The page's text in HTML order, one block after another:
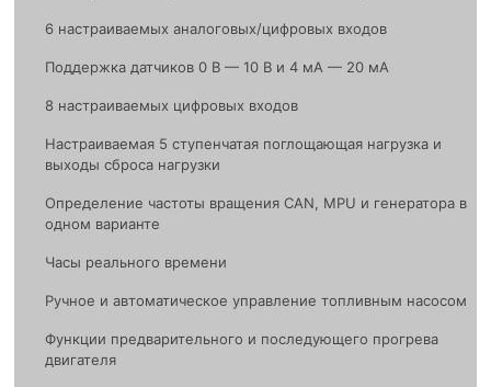
6 настраиваемых аналоговых/цифровых входов
Поддержка датчиков 0 В — 10 В и 4 мА — 20 мА
8 настраиваемых цифровых входов
Настраиваемая 5 ступенчатая поглощающая нагрузка и
выходы сброса нагрузки
Определение частоты вращения CAN, MPU и генератора в
одном варианте
Часы реального времени
Ручное и автоматическое управление топливным насосом
Функции предварительного и последующего прогрева
двигателя